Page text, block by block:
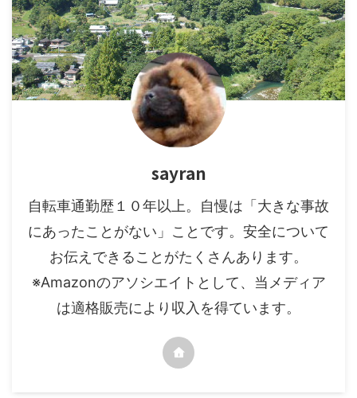
sayran
自転車通勤歴１０年以上。自慢は「大きな事故
にあったことがない」ことです。安全について
お伝えできることがたくさんあります。
※Amazonのアソシエイトとして、当メディア
は適格販売により収入を得ています。